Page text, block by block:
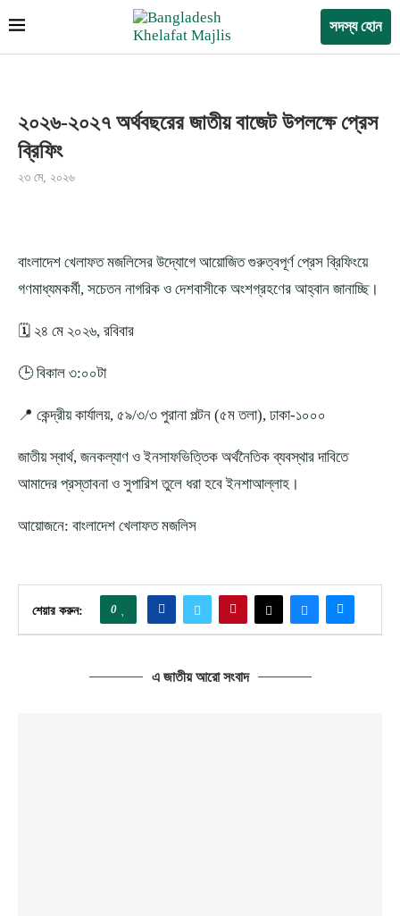
সদস্য হোন
২০২৬-২০২৭ অর্থবছরের জাতীয় বাজেট উপলক্ষে প্রেস
ব্রিফিং
২৩ মে, ২০২৬
বাংলাদেশ খেলাফত মজলিসের উদ্যোগে আয়োজিত গুরুত্বপূর্ণ প্রেস ব্রিফিংয়ে
গণমাধ্যমকর্মী, সচেতন নাগরিক ও দেশবাসীকে অংশগ্রহণের আহ্বান জানাচ্ছি।
🗓️ ২৪ মে ২০২৬, রবিবার
🕒 বিকাল ৩:০০টা
📍 কেন্দ্রীয় কার্যালয়, ৫৯/৩/৩ পুরানা পল্টন (৫ম তলা), ঢাকা-১০০০
জাতীয় স্বার্থ, জনকল্যাণ ও ইনসাফভিত্তিক অর্থনৈতিক ব্যবস্থার দাবিতে
আমাদের প্রস্তাবনা ও সুপারিশ তুলে ধরা হবে ইনশাআল্লাহ।
আয়োজনে: বাংলাদেশ খেলাফত মজলিস
শেয়ার করুন: 0
এ জাতীয় আরো সংবাদ